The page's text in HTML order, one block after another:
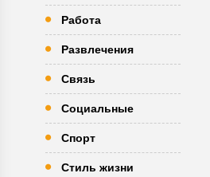
Работа
Развлечения
Связь
Социальные
Спорт
Стиль жизни